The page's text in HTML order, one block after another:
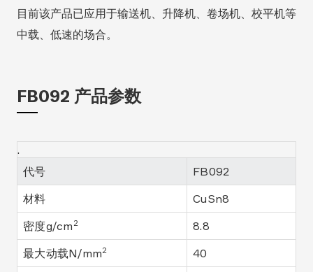
目前该产品已应用于输送机、升降机、卷场机、校平机等
中载、低速的场合。
FB092 产品参数
.
代号
FB092
材料
CuSn8
密度g/cm 2
8.8
最大动载N/mm2
40